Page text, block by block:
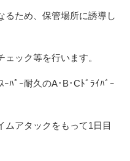
るため、保管場所に誘導し
ェック等を行います。
ﾊﾟｰ耐久のA･B･Cﾄﾞﾗｲﾊﾞｰ
ムアタックをもって1日目